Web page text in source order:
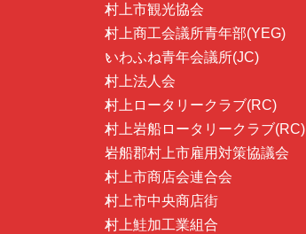
村上市観光協会
村上商工会議所青年部(YEG)
いわふね青年会議所(JC)
村上法人会
村上ロータリークラブ(RC)
村上岩船ロータリークラブ(RC)
岩船郡村上市雇用対策協議会
村上市商店会連合会
村上市中央商店街
村上鮭加工業組合